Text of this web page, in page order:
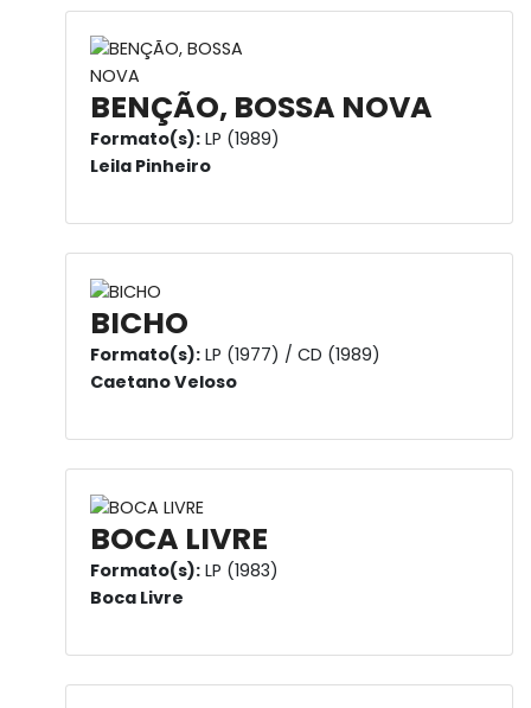
BENÇÃO, BOSSA NOVA
Formato(s): LP (1989)
Leila Pinheiro
BICHO
Formato(s): LP (1977) / CD (1989)
Caetano Veloso
BOCA LIVRE
Formato(s): LP (1983)
Boca Livre